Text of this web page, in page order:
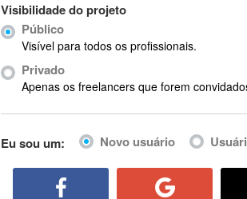
ABIS
AbleCommerce
Ableton Live
Abstract Window Toolkit (AWT)
Visibilidade do projeto
Público
Visível para todos os profissionais.
Privado
Apenas os freelancers que forem
Eu sou um: Novo usuário